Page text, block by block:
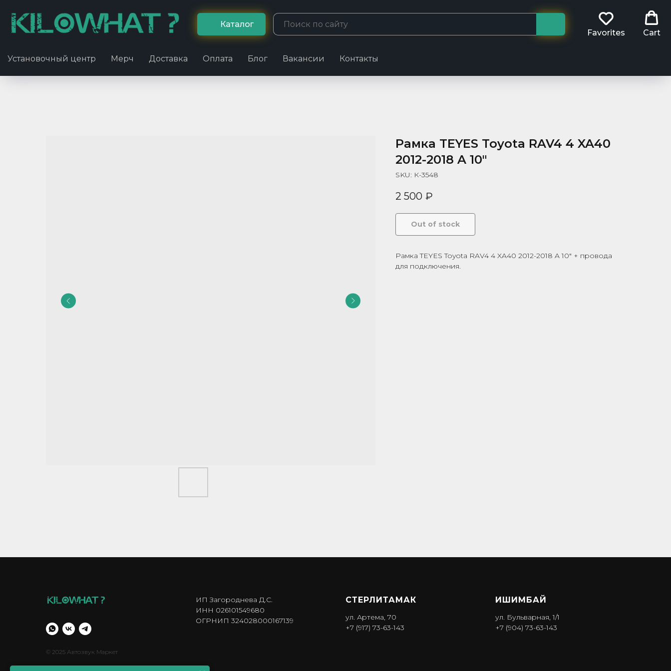
Каталог
Favorites
Cart
Установочный центр Мерч Доставка Оплата Блог Вакансии Контакты
Рамка TEYES Toyota RAV4 4 XA40
2012-2018 A 10"
SKU: К-3548
2 500 ₽
Out of stock
Рамка TEYES Toyota RAV4 4 XA40 2012-2018 A 10" + провода
для подключения.
© 2025 Автозвук Маркет
ИП Загороднева Д.С.
ИНН 026101549680
ОГРНИП 324028000167139
СТЕРЛИТАМАК
ул. Артема, 70
+7 (917) 73-63-143
ИШИМБА Й
ул. Бульварная, 1/1
+7 (904) 73-63-143